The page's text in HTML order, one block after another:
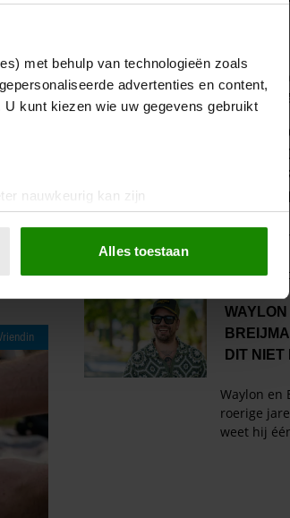
met behulp van technologieën zoals
advertenties en content,
kunt kiezen wie uw gegevens gebruikt
nauwkeurig kan zijn
(fingerprinting)
voor social media te bieden en om ons
site met onze partners voor social
met andere informatie die u aan ze heeft
gaat akkoord met onze cookies als u
Alles toestaan